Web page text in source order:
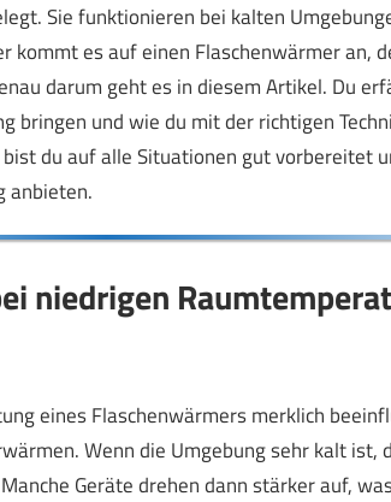
Sie funktionieren bei kalten
kommt es auf einen Flaschenwärmer an,
darum geht es in diesem Artikel. Du
bringen und wie du mit der richtigen
du auf alle Situationen gut vorbereitet
anbieten.
niedrigen
eines Flaschenwärmers merklich
Wenn die Umgebung sehr kalt ist,
Geräte drehen dann stärker auf,